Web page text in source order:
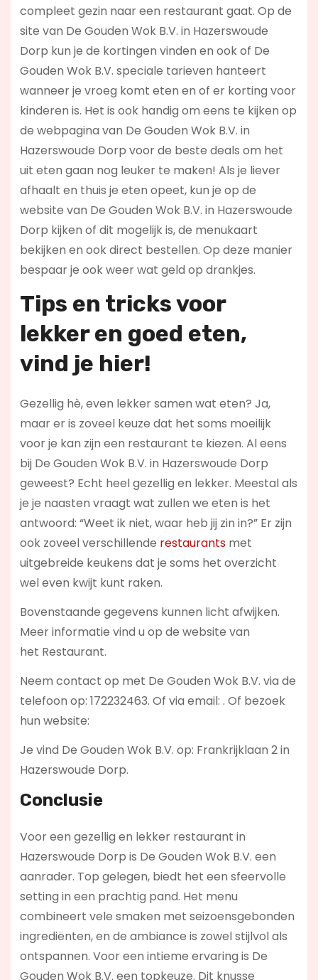
compleet gezin naar een restaurant gaat. Op de
site van De Gouden Wok B.V. in Hazerswoude
Dorp kun je de kortingen vinden en ook of De
Gouden Wok B.V. speciale tarieven hanteert
wanneer je vroeg komt eten en of er korting voor
kinderen is. Het is ook handig om eens te kijken op
de webpagina van De Gouden Wok B.V. in
Hazerswoude Dorp voor de beste deals om het
uit eten gaan nog leuker te maken! Als je liever
afhaalt en thuis je eten opeet, kun je op de
website van De Gouden Wok B.V. in Hazerswoude
Dorp kijken of dit mogelijk is, de menukaart
bekijken en ook direct bestellen. Op deze manier
bespaar je ook weer wat geld op drankjes.
Tips en tricks voor
lekker en goed eten,
vind je hier!
Gezellig hè, even lekker samen wat eten? Ja,
maar er is zoveel keuze dat het soms moeilijk
voor je kan zijn een restaurant te kiezen. Al eens
bij De Gouden Wok B.V. in Hazerswoude Dorp
geweest? Echt heel gezellig en lekker. Meestal als
je je naasten vraagt wat zullen we eten is het
antwoord: “Weet ik niet, waar heb jij zin in?” Er zijn
ook zoveel verschillende restaurantsmet
uitgebreide keukens dat je soms het overzicht
wel even kwijt kunt raken.
Bovenstaande gegevens kunnen licht afwijken.
Meer informatie vind u op de website van
het Restaurant.
Neem contact op met De Gouden Wok B.V. via de
telefoon op: 172232463. Of via email: . Of bezoek
hun website:
Je vind De Gouden Wok B.V. op: Frankrijklaan 2 in
Hazerswoude Dorp.
Conclusie
Voor een gezellig en lekker restaurant in
Hazerswoude Dorp is De Gouden Wok B.V. een
aanrader. Top gelegen, biedt het een sfeervolle
setting in een prachtig pand. Het menu
combineert vele smaken met seizoensgebonden
ingrediënten, en de ambiance is zowel stijlvol als
ontspannen. Voor een intieme ervaring is De
Gouden Wok B.V. een topkeuze. Dit knusse